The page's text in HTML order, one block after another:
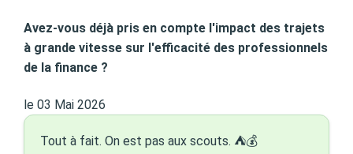
Avez-vous déjà pris en compte l'impact des trajets
à grande vitesse sur l'efficacité des professionnels
de la finance ?
le 03 Mai 2026
Tout à fait. On est pas aux scouts. ⛺️💰